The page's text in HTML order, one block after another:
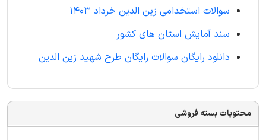
سوالات استخدامی زین الدین خرداد 1403
سند آمایش استان های کشور
دانلود رایگان سوالات رایگان طرح شهید زین الدین
محتویات بسته فروشی